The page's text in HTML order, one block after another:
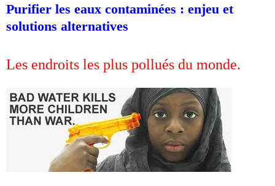
Purifier les eaux contaminées : enjeu et
solutions alternatives
Les endroits les plus pollués du monde.